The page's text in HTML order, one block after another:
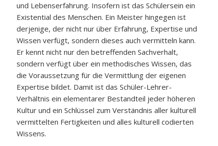
und Lebenserfahrung. Insofern ist das Schülersein ein
Existential des Menschen. Ein Meister hingegen ist
derjenige, der nicht nur über Erfahrung, Expertise und
Wissen verfügt, sondern dieses auch vermitteln kann.
Er kennt nicht nur den betreffenden Sachverhalt,
sondern verfügt über ein methodisches Wissen, das
die Voraussetzung für die Vermittlung der eigenen
Expertise bildet. Damit ist das Schüler-Lehrer-
Verhältnis ein elementarer Bestandteil jeder höheren
Kultur und ein Schlüssel zum Verständnis aller kulturell
vermittelten Fertigkeiten und alles kulturell codierten
Wissens.